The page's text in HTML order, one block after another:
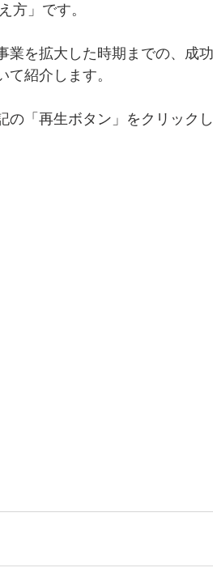
方」です。
業を拡大した時期までの、成
紹介します。
「再生ボタン」をクリックし